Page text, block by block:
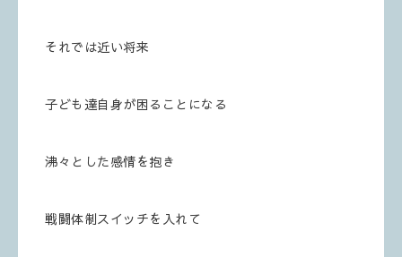
それでは近い将来
子ども達自身が困ることになる
沸々とした感情を抱き
戦闘体制スイッチを入れて